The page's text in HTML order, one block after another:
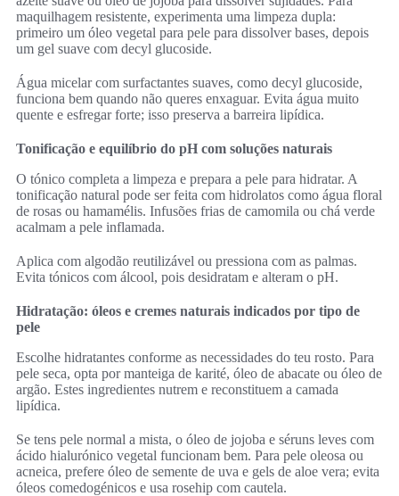
maquilhagem resistente, experimenta uma limpeza dupla:
primeiro um óleo vegetal para pele para dissolver bases, depois
um gel suave com decyl glucoside.
Água micelar com surfactantes suaves, como decyl glucoside,
funciona bem quando não queres enxaguar. Evita água muito
quente e esfregar forte; isso preserva a barreira lipídica.
Tonificação e equilíbrio do pH com soluções naturais
O tónico completa a limpeza e prepara a pele para hidratar. A
tonificação natural pode ser feita com hidrolatos como água floral
de rosas ou hamamélis. Infusões frias de camomila ou chá verde
acalmam a pele inflamada.
Aplica com algodão reutilizável ou pressiona com as palmas.
Evita tónicos com álcool, pois desidratam e alteram o pH.
Hidratação: óleos e cremes naturais indicados por tipo de
pele
Escolhe hidratantes conforme as necessidades do teu rosto. Para
pele seca, opta por manteiga de karité, óleo de abacate ou óleo de
argão. Estes ingredientes nutrem e reconstituem a camada
lipídica.
Se tens pele normal a mista, o óleo de jojoba e séruns leves com
ácido hialurónico vegetal funcionam bem. Para pele oleosa ou
acneica, prefere óleo de semente de uva e gels de aloe vera; evita
óleos comedogénicos e usa rosehip com cautela.